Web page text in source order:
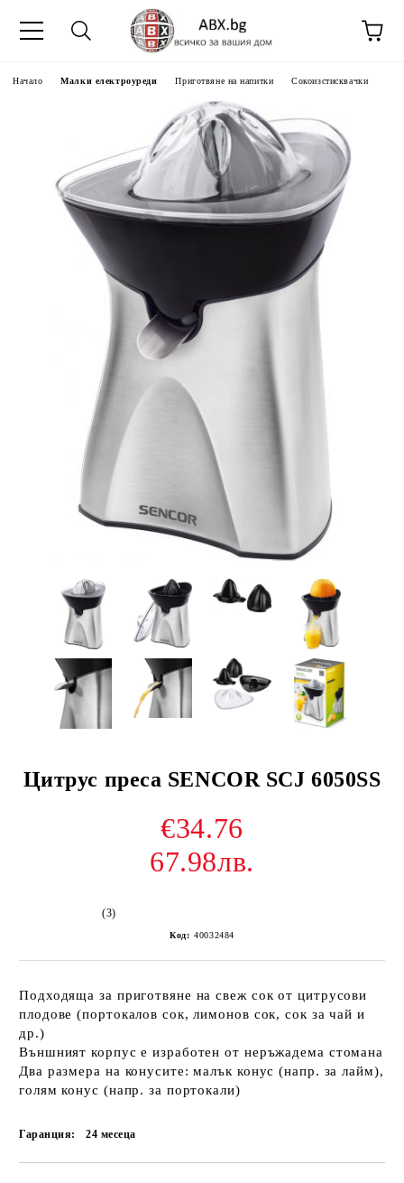
Начало Малки електроуреди Приготвяне на напитки Сокоизстисквачки
Цитрус преса SENCOR SCJ 6050SS
€34.76
67.98лв.
(3)
Код: 40032484
Подходяща за приготвяне на свеж сок от цитрусови
плодове (портокалов сок, лимонов сок, сок за чай и
др.)
Външният корпус е изработен от неръжадема стомана
Два размера на конусите: малък конус (напр. за лайм),
голям конус (напр. за портокали)
Гаранция: 24 месеца